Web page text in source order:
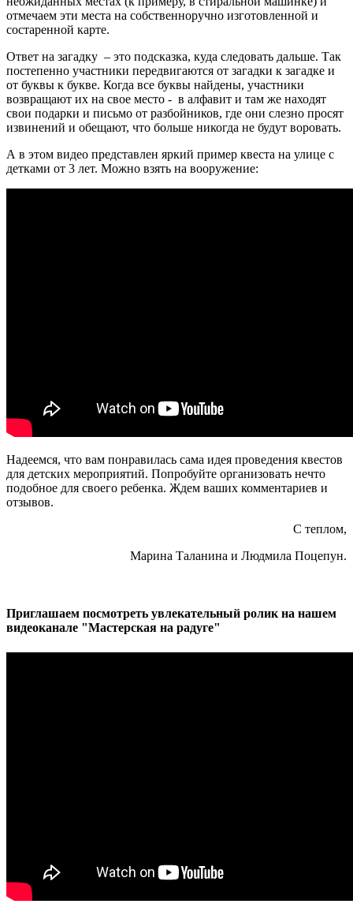
отмечаем эти места на собственноручно изготовленной и
состаренной карте.
Ответ на загадку – это подсказка, куда следовать дальше. Так
постепенно участники передвигаются от загадки к загадке и
от буквы к букве. Когда все буквы найдены, участники
возвращают их на свое место - в алфавит и там же находят
свои подарки и письмо от разбойников, где они слезно просят
извинений и обещают, что больше никогда не будут воровать.
А в этом видео представлен яркий пример квеста на улице с
детками от 3 лет. Можно взять на вооружение:
Надеемся, что вам понравилась сама идея проведения квестов
для детских мероприятий. Попробуйте организовать нечто
подобное для своего ребенка. Ждем ваших комментариев и
отзывов.
С теплом,
Марина Таланина и Людмила Поцепун.
Приглашаем посмотреть увлекательный ролик на нашем
видеоканале "Мастерская на радуге"